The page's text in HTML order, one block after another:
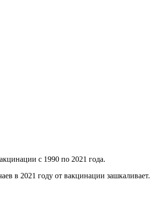
с 1990 по 2021 года.
в 2021 году от вакцинации зашкаливает.